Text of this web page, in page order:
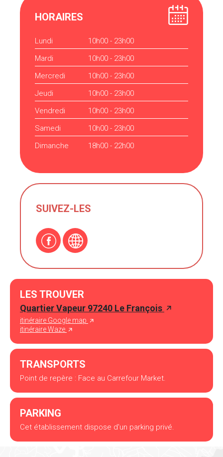
HORAIRES
Lundi
10h00 - 23h00
Mardi
10h00 - 23h00
Mercredi
10h00 - 23h00
Jeudi
10h00 - 23h00
Vendredi
10h00 - 23h00
Samedi
10h00 - 23h00
Dimanche
18h00 - 22h00
SUIVEZ-LES
LES TROUVER
Quartier Vapeur 97240 Le François
itinéraire Google map
itinéraire Waze
TRANSPORTS
Point de repère : Face au Carrefour Market.
PARKING
Cet établissement dispose d'un parking privé.